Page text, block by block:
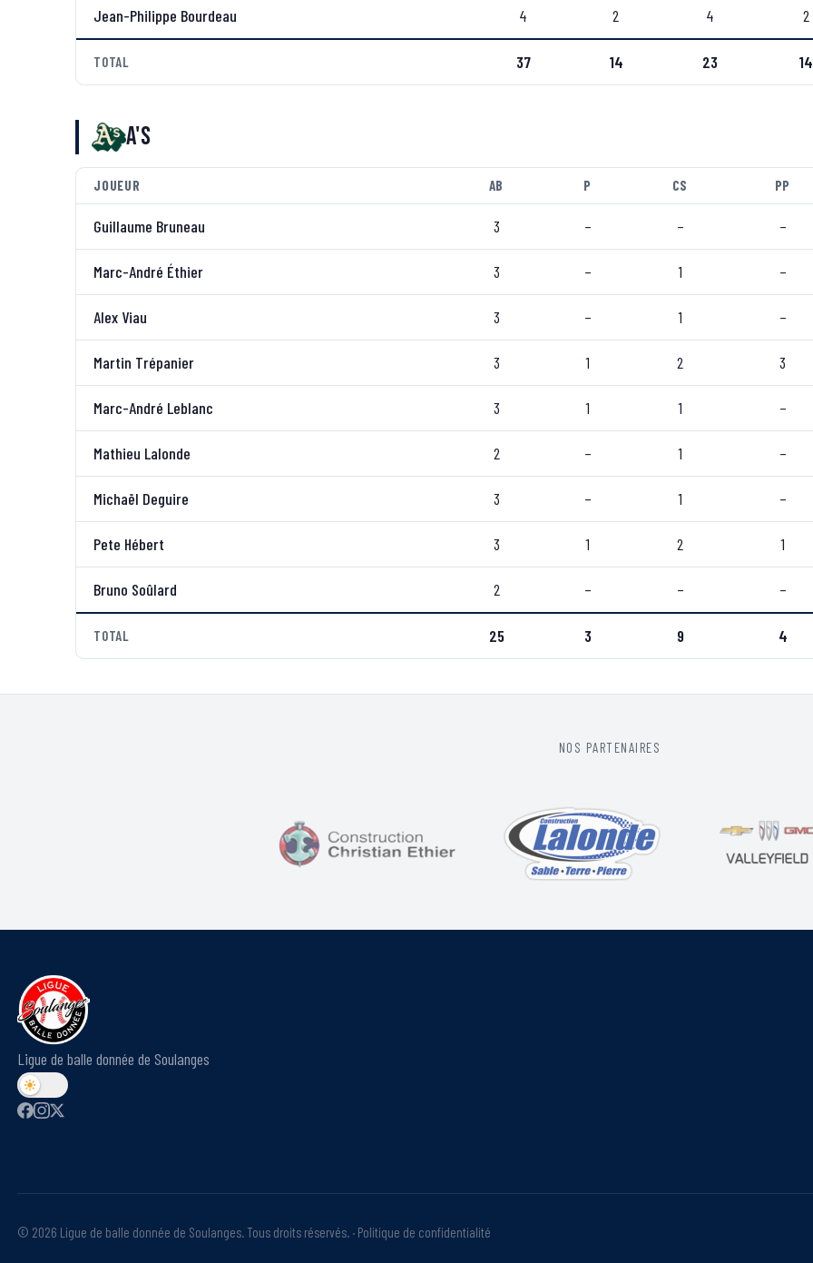
Jean-Philippe Bourdeau 4 2 4 2
TOTAL 37 14 23 14
A's
JOUEUR AB P CS PP
Guillaume Bruneau 3 – – –
Marc-André Éthier 3 – 1 –
Alex Viau 3 – 1 –
Martin Trépanier 3 1 2 3
Marc-André Leblanc 3 1 1 –
Mathieu Lalonde 2 – 1 –
Michaël Deguire 3 – 1 –
Pete Hébert 3 1 2 1
Bruno Soûlard 2 – – –
TOTAL 25 3 9 4
NOS PARTENAIRES
Ligue de balle donnée de Soulanges
© 2026 Ligue de balle donnée de Soulanges. Tous droits réservés. · Politique de confidentialité